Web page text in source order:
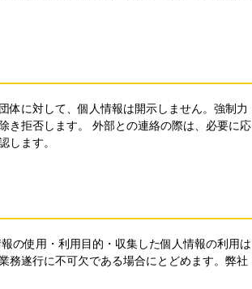
体に対して、個人情報は開示しません。強制力
き拒否します。 外部との連絡の際は、必要に応
します。
の使用・利用目的・収集した個人情報の利用は
務遂行に不可欠である場合にとどめます。弊社